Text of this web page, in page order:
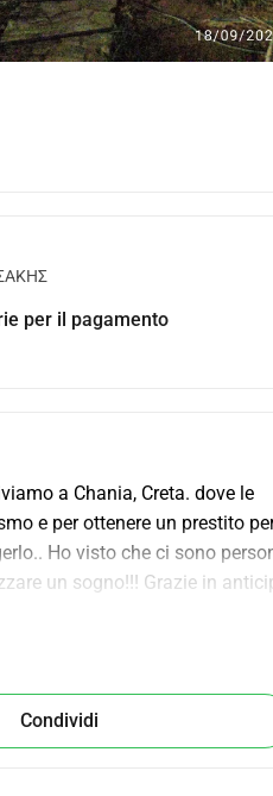
per il pagamento
a Chania, Creta. dove le
e per ottenere un prestito
Ho visto che ci sono
un sogno!!! Grazie in
Condividi